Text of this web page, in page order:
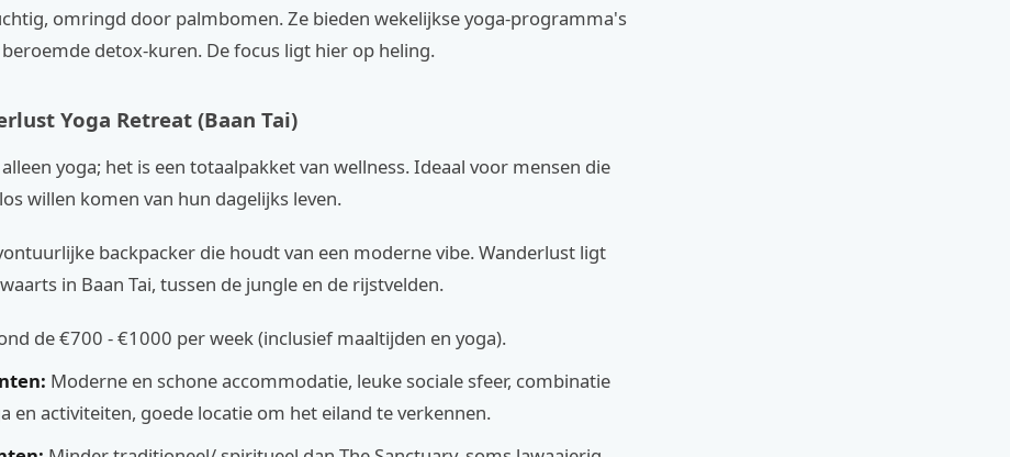
omringd door palmbomen. Ze bieden wekelijkse yoga-programma's
detox-kuren. De focus ligt hier op heling.
Yoga Retreat (Baan Tai)
yoga; het is een totaalpakket van wellness. Ideaal voor mensen die
willen komen van hun dagelijks leven.
backpacker die houdt van een moderne vibe. Wanderlust ligt
in Baan Tai, tussen de jungle en de rijstvelden.
de €700 - €1000 per week (inclusief maaltijden en yoga).
Moderne en schone accommodatie, leuke sociale sfeer, combinatie
en activiteiten, goede locatie om het eiland te verkennen.